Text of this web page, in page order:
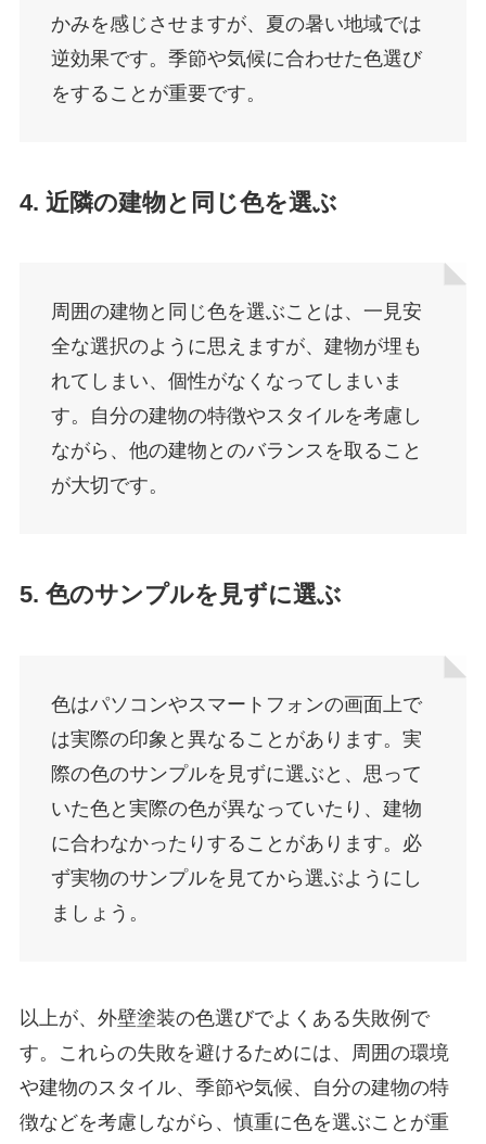
かみを感じさせますが、夏の暑い地域では
逆効果です。季節や気候に合わせた色選び
をすることが重要です。
4. 近隣の建物と同じ色を選ぶ
周囲の建物と同じ色を選ぶことは、一見安
全な選択のように思えますが、建物が埋も
れてしまい、個性がなくなってしまいま
す。自分の建物の特徴やスタイルを考慮し
ながら、他の建物とのバランスを取ること
が大切です。
5. 色のサンプルを見ずに選ぶ
色はパソコンやスマートフォンの画面上で
は実際の印象と異なることがあります。実
際の色のサンプルを見ずに選ぶと、思って
いた色と実際の色が異なっていたり、建物
に合わなかったりすることがあります。必
ず実物のサンプルを見てから選ぶようにし
ましょう。
以上が、外壁塗装の色選びでよくある失敗例で
す。これらの失敗を避けるためには、周囲の環境
や建物のスタイル、季節や気候、自分の建物の特
徴などを考慮しながら、慎重に色を選ぶことが重